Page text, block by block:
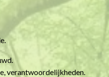
verantwoordelijkheden.